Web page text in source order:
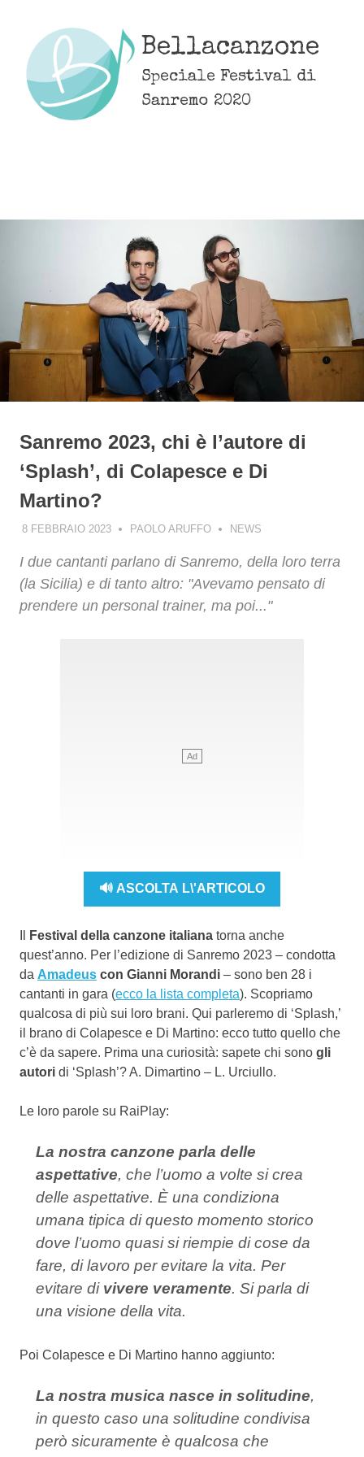
content
Bellacanzone
Speciale Festival di
Sanremo 2020
Sanremo 2023, chi è l’autore di
‘Splash’, di Colapesce e Di
Martino?
8 FEBBRAIO 2023 PAOLO ARUFFO NEWS
I due cantanti parlano di Sanremo, della loro terra
(la Sicilia) e di tanto altro: "Avevamo pensato di
prendere un personal trainer, ma poi..."
🔊 ASCOLTA L\'ARTICOLO
Festival della canzone italiana torna anche
quest’anno. Per l’edizione di Sanremo 2023 – condotta
da Amadeus con Gianni Morandi – sono ben 28 i
cantanti in gara (ecco la lista completa). Scopriamo
qualcosa di più sui loro brani. Qui parleremo di ‘Splash,’
il brano di Colapesce e Di Martino: ecco tutto quello che
c’è da sapere. Prima una curiosità: sapete chi sono gli
autori di ‘Splash’? A. Dimartino – L. Urciullo.
Le loro parole su RaiPlay:
La nostra canzone parla delle
aspettative, che l’uomo a volte si crea
delle aspettative. È una condiziona
umana tipica di questo momento storico
dove l’uomo quasi si riempie di cose da
fare, di lavoro per evitare la vita. Per
evitare di vivere veramente. Si parla di
una visione della vita.
Poi Colapesce e Di Martino hanno aggiunto:
La nostra musica nasce in solitudine,
in questo caso una solitudine condivisa
però sicuramente è qualcosa che